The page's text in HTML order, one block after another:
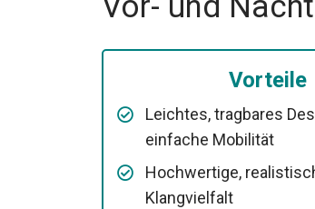
Vorteile
Leichtes, tragbares
einfache Mobilität
Hochwertige,
Klangvielfalt